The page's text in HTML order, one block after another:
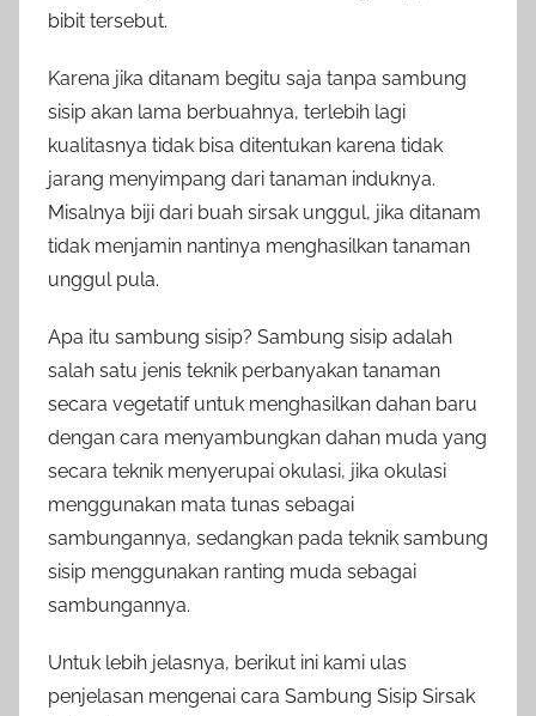
bibit tersebut.
Karena jika ditanam begitu saja tanpa sambung
sisip akan lama berbuahnya, terlebih lagi
kualitasnya tidak bisa ditentukan karena tidak
jarang menyimpang dari tanaman induknya.
Misalnya biji dari buah sirsak unggul, jika ditanam
tidak menjamin nantinya menghasilkan tanaman
unggul pula.
Apa itu sambung sisip? Sambung sisip adalah
salah satu jenis teknik perbanyakan tanaman
secara vegetatif untuk menghasilkan dahan baru
dengan cara menyambungkan dahan muda yang
secara teknik menyerupai okulasi, jika okulasi
menggunakan mata tunas sebagai
sambungannya, sedangkan pada teknik sambung
sisip menggunakan ranting muda sebagai
sambungannya.
Untuk lebih jelasnya, berikut ini kami ulas
penjelasan mengenai cara Sambung Sisip Sirsak